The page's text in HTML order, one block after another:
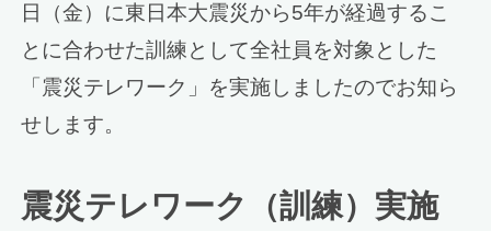
日（金）に東日本大震災から5年が経過するこ
とに合わせた訓練として全社員を対象とした
「震災テレワーク」を実施しましたのでお知ら
せします。
震災テレワーク（訓練）実施